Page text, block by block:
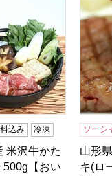
込み 冷凍
米沢牛かた
500g【おい
ソーシ
山形
キ(ロ
品から絞り込むこと